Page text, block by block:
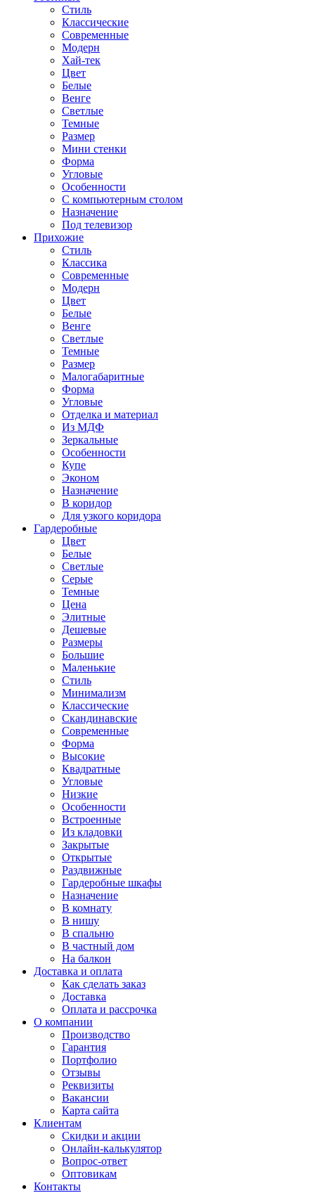
Стиль
Классические
Современные
Модерн
Хай-тек
Цвет
Белые
Венге
Светлые
Темные
Размер
Мини стенки
Форма
Угловые
Особенности
С компьютерным столом
Назначение
Под телевизор
Прихожие
Стиль
Классика
Современные
Модерн
Цвет
Белые
Венге
Светлые
Темные
Размер
Малогабаритные
Форма
Угловые
Отделка и материал
Из МДФ
Зеркальные
Особенности
Купе
Эконом
Назначение
В коридор
Для узкого коридора
Гардеробные
Цвет
Белые
Светлые
Серые
Темные
Цена
Элитные
Дешевые
Размеры
Большие
Маленькие
Стиль
Минимализм
Классические
Скандинавские
Современные
Форма
Высокие
Квадратные
Угловые
Низкие
Особенности
Встроенные
Из кладовки
Закрытые
Открытые
Раздвижные
Гардеробные шкафы
Назначение
В комнату
В нишу
В спальню
В частный дом
На балкон
Доставка и оплата
Как сделать заказ
Доставка
Оплата и рассрочка
О компании
Производство
Гарантия
Портфолио
Отзывы
Реквизиты
Вакансии
Карта сайта
Клиентам
Скидки и акции
Онлайн-калькулятор
Вопрос-ответ
Оптовикам
Контакты